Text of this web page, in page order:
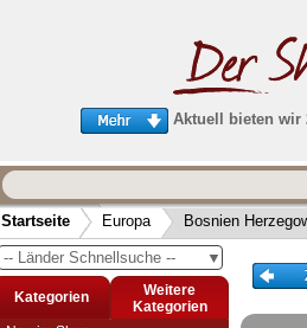
Aktuell bieten wir
schnellen, sicheren und
Service
Schneller und sicherer Versand-
Bestellungen werktags bis 14:00 Uhr,
noch am selben Tag verschickt werden.
(Versand mit DHL oder Deutsche Post)
Startseite Europa Bosnien
▼
-- Länder Schnellsuche --
Kategorien
Weitere
Kategorien